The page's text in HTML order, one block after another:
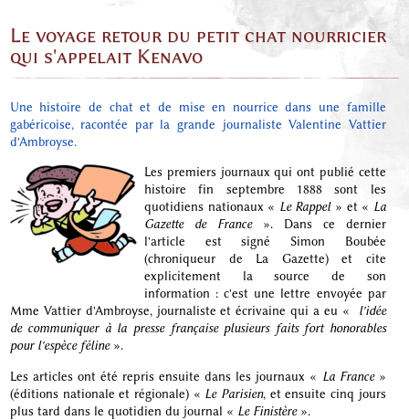
Le voyage retour du petit chat nourricier
qui s'appelait Kenavo
Une histoire de chat et de mise en nourrice dans une famille
gabéricoise, racontée par la grande journaliste Valentine Vattier
d'Ambroyse.
Les premiers journaux qui ont publié cette
histoire fin septembre 1888 sont les
quotidiens nationaux « Le Rappel» et « La
Gazette de France». Dans ce dernier
l'article est signé Simon Boubée
(chroniqueur de La Gazette) et cite
explicitement la source de son
information : c'est une lettre envoyée par
Mme Vattier d'Ambroyse, journaliste et écrivaine qui a eu «
l'idée
de communiquer à la presse française plusieurs faits fort honorables
pour l'espèce féline».
Les articles ont été repris ensuite dans les journaux « La France»
(éditions nationale et régionale) « Le Parisien, et ensuite cinq jours
plus tard dans le quotidien du journal « Le Finistère».